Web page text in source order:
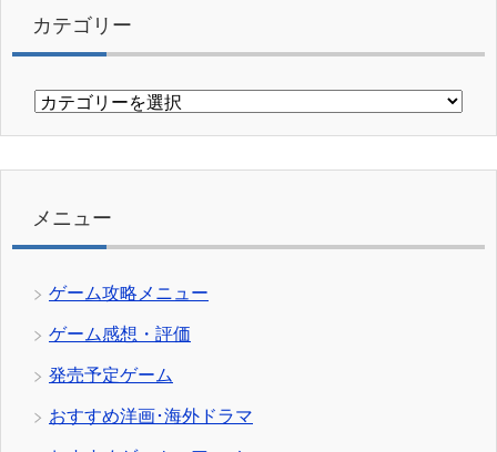
カテゴリー
カ
リ
メニュー
ゲーム攻略メニュー
ゲーム感想・評価
発売予定ゲーム
おすすめ洋画･海外ドラマ